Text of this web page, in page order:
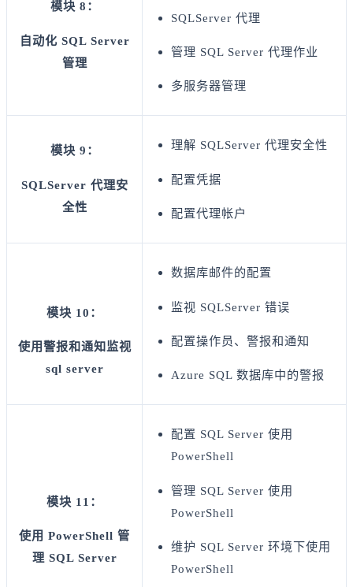
模块 8：
自动化 SQL Server
管理
SQLServer 代理
管理 SQL Server 代理作业
多服务器管理
模块 9：
SQLServer 代理安
全性
理解 SQLServer 代理安全性
配置凭据
配置代理帐户
模块 10：
使用警报和通知监视
sql server
数据库邮件的配置
监视 SQLServer 错误
配置操作员、警报和通知
Azure SQL 数据库中的警报
模块 11：
使用 PowerShell 管
理 SQL Server
配置 SQL Server 使用
PowerShell
管理 SQL Server 使用
PowerShell
维护 SQL Server 环境下使用
PowerShell